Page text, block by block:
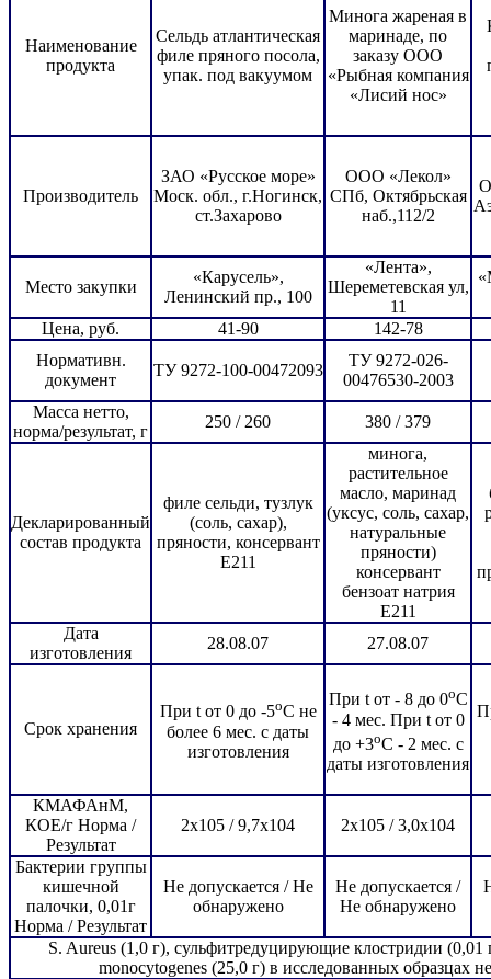
Наименование
продукта
Сельдь атлантическая
филе пряного посола,
упак. под вакуумом
Минога жареная в
маринаде, по
заказу ООО
«Рыбная компания
«Лисий нос»
Производитель
ЗАО «Русское море»
Моск. обл., г.Ногинск,
ст.Захарово
ООО «Лекол»
СПб, Октябрьская
наб.,112/2
Место закупки
«Карусель»,
Ленинский пр., 100
«Лента»,
Шереметевская ул,
11
Цена, руб. 41-90
142-78
Нормативн.
документ
ТУ 9272-100-00472093
ТУ 9272-026-
00476530-2003
Масса нетто,
норма/результат, г
250 / 260 380 / 379
Декларированный
состав продукта
филе сельди, тузлук
(соль, сахар),
пряности, консервант
Е211
минога,
растительное
масло, маринад
(уксус, соль, сахар,
натуральные
пряности)
консервант
бензоат натрия
Е211
Дата
изготовления
28.08.07 27.08.07
Срок хранения
При t от 0 до -5oС не
более 6 мес. с даты
изготовления
При t от - 8 до 0oС
- 4 мес. При t от 0
до +3oС - 2 мес. с
даты изготовления
КМАФАнМ,
КОЕ/г Норма /
Результат
2х105 / 9,7х104 2х105 / 3,0х104
Бактерии группы
кишечной
палочки, 0,01г
Норма / Результат
Не допускается / Не
обнаружено
Не допускается /
Не обнаружено
S. Aureus (1,0 г), сульфитредуцирующие клостридии
monocytogenes (25,0 г) в исследованных образцах